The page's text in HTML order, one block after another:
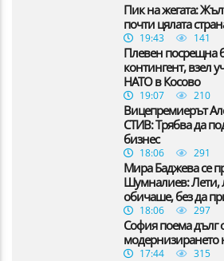
Пик на жегата:
почти цялата
19:43 141
Плевен посрещна
контингент, взел
НАТО в Косово
19:07 210
Вицепремиерът
СТИВ: Трябва да
бизнес
18:06 291
Мира Баджева се
Шумналиев: Лети,
обичаше, без да
18:06 297
София поема дълг
модернизирането
17:44 315